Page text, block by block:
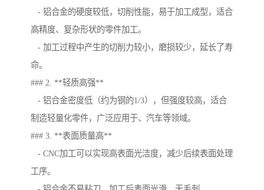
- 铝合金的硬度较低，切削性能，易于加工成型，适合
高精度、复杂形状的零件加工。
- 加工过程中产生的切削力较小，磨损较少，延长了寿
命。
### 2. **轻质高强**
- 铝合金密度低（约为钢的1/3），但强度较高，适合
制造轻量化零件，广泛应用于、汽车等领域。
### 3. **表面质量高**
- CNC加工可以实现高表面光洁度，减少后续表面处理
工序。